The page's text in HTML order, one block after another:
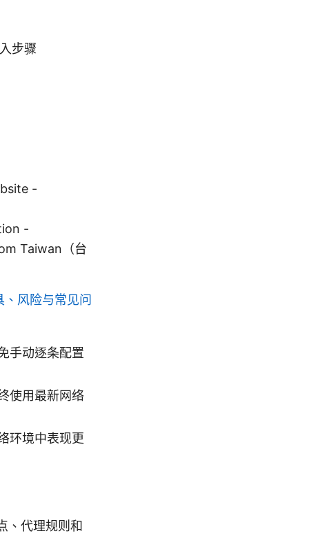
步骤
-
-
Taiwan（台
风险与常见问
手动逐条配置
使用最新网络
环境中表现更
、代理规则和